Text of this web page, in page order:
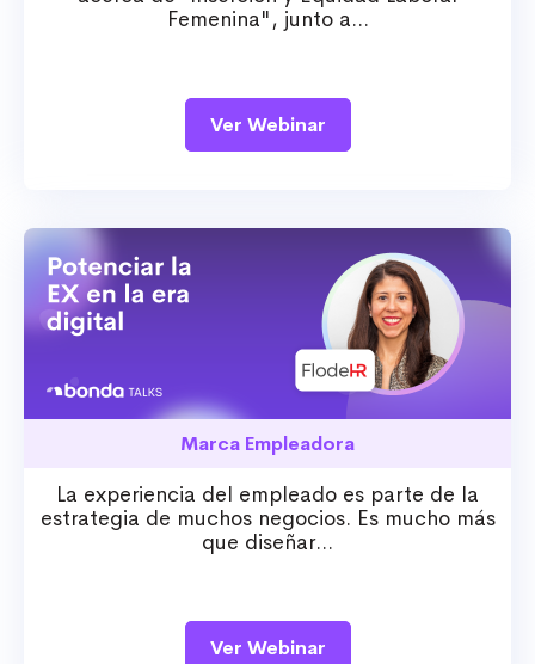
Femenina", junto a...
Ver Webinar
Marca Empleadora
La experiencia del empleado es parte de la
estrategia de muchos negocios. Es mucho más
que diseñar...
Ver Webinar